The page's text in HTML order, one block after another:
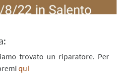
trovato un riparatore. Per
qui